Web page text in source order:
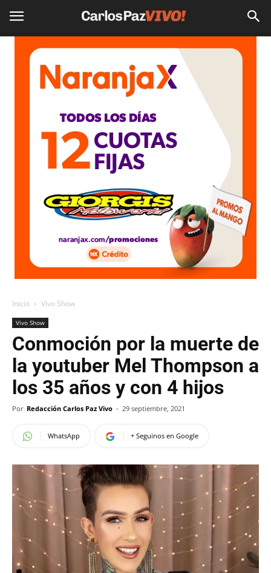
Inicio Vivo Show
Vivo Show
Conmoción por la muerte de
la youtuber Mel Thompson a
los 35 años y con 4 hijos
Por Redacción Carlos Paz Vivo - 29 septiembre, 2021
WhatsApp + Seguinos en Google